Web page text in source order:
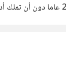
الخلقي" و"الرؤية البصرية الفائقة". ولدت فيكي كفيفة تماما نتيجة